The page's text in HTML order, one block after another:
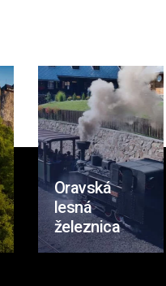
Oravská
lesná
železnica